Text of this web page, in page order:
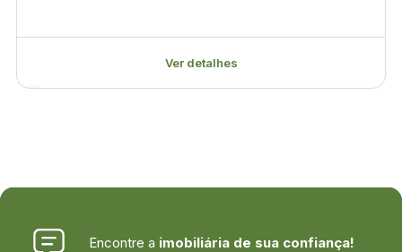
Ver detalhes
Encontre a imobiliária de sua confiança!